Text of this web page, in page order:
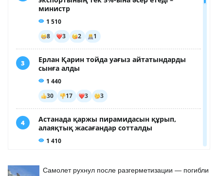
Самолет рухнул после разгерметизации — погибли